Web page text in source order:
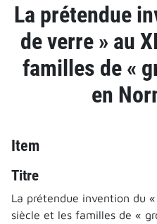
La prétendue
de verre » au
familles de «
en
Item
Titre
La prétendue invention du
siècle et les familles de «